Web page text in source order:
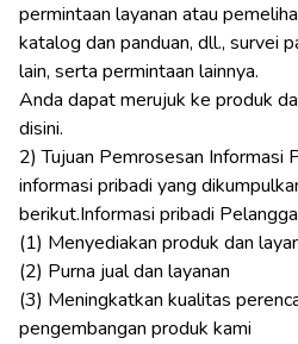
permintaan layanan atau
katalog dan panduan, dll., survei
lain, serta permintaan lainnya.
Anda dapat merujuk ke produk
disini.
2) Tujuan Pemrosesan Informasi
informasi pribadi yang
berikut.Informasi pribadi
(1) Menyediakan produk dan
(2) Purna jual dan layanan
(3) Meningkatkan kualitas
pengembangan produk kami